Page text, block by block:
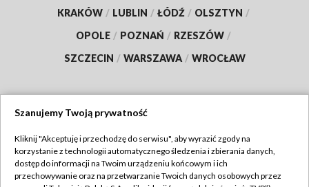
KRAKÓW / LUBLIN / ŁÓDŹ / OLSZTYN /
OPOLE / POZNAŃ / RZESZÓW /
SZCZECIN / WARSZAWA / WROCŁAW
TVP
Abonament TVP
Regulamin TVP
Szanujemy Twoją prywatność
Kliknij "Akceptuję i przechodzę do serwisu", aby wyrazić zgody na
korzystanie z technologii automatycznego śledzenia i zbierania danych,
dostęp do informacji na Twoim urządzeniu końcowym i ich
przechowywanie oraz na przetwarzanie Twoich danych osobowych przez